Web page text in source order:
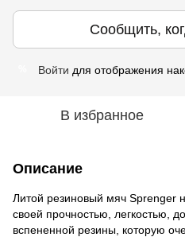
Сообщить,
Войти для отображения
В избранное
Описание
Литой резиновый мяч Sprenger
своей прочностью, легкостью,
вспененной резины, которую